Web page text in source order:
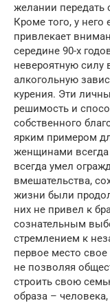
желании
Кроме того, у него
привлекает
середине 90-х
невероятную силу
алкогольную
курения. Эти
решимость и
собственного
ярким примером
женщинами
всегда умел
вмешательства,
жизни были
них не привел к
сознательным
стремлением к
первое место
не позволяя
строить свою
образа –